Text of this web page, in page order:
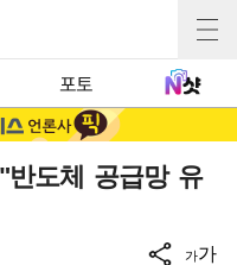
포토
반도체 공급망 유
가가